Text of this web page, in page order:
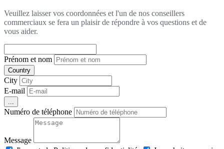
Veuillez laisser vos coordonnées et l'un de nos conseillers
commerciaux se fera un plaisir de répondre à vos questions et de
vous aider.
Prénom et nom
Country
City
E-mail
Numéro de téléphone
Message